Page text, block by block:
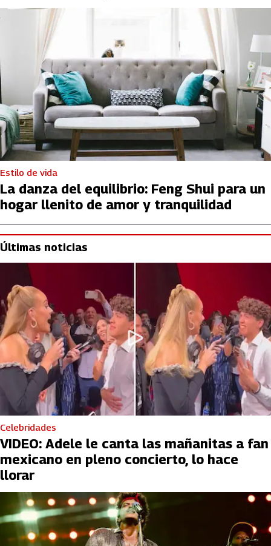
Estilo de vida
La danza del equilibrio: Feng Shui para un
hogar llenito de amor y tranquilidad
Últimas noticias
Celebridades
VIDEO: Adele le canta las mañanitas a fan
mexicano en pleno concierto, lo hace
llorar